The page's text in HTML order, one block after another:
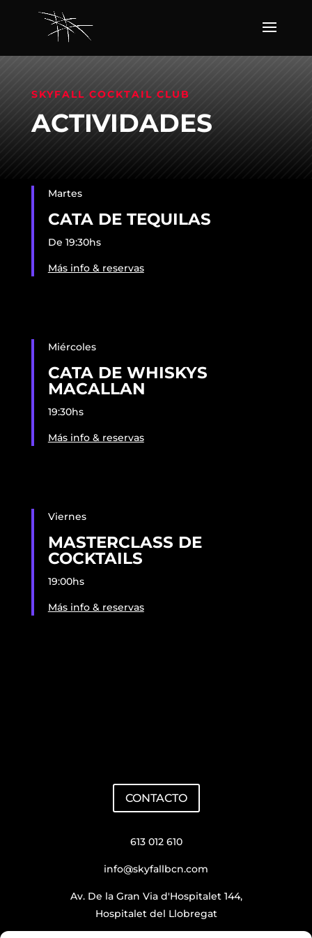
SKYFALL COCKTAIL CLUB
ACTIVIDADES
Martes
CATA DE TEQUILAS
De 19:30hs
Más info & reservas
Miércoles
CATA DE WHISKYS
MACALLAN
19:30hs
Más info & reservas
Viernes
MASTERCLASS DE
COCKTAILS
19:00hs
Más info & reservas
CONTACTO
613 012 610
info@skyfallbcn.com
Av. De la Gran Via d'Hospitalet 144,
Hospitalet del Llobregat